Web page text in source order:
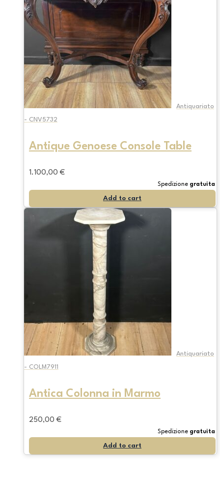
Antiquariato
- CNV5732
Antique Genoese Console Table
1.100,00 €
Spedizione gratuita
Add to cart
Antiquariato
- COLM7911
Antica Colonna in Marmo
250,00 €
Spedizione gratuita
Add to cart